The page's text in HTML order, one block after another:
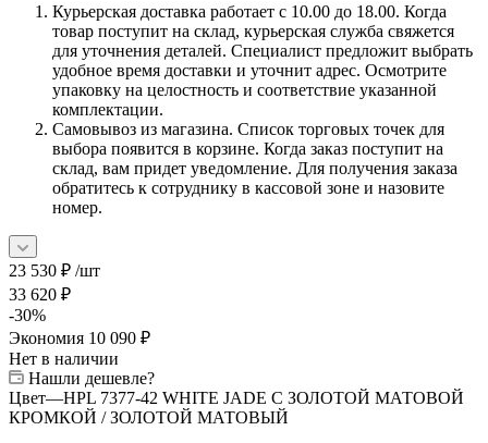
Курьерская доставка работает с 10.00 до 18.00. Когда
товар поступит на склад, курьерская служба свяжется
для уточнения деталей. Специалист предложит выбрать
удобное время доставки и уточнит адрес. Осмотрите
упаковку на целостность и соответствие указанной
комплектации.
Самовывоз из магазина. Список торговых точек для
выбора появится в корзине. Когда заказ поступит на
склад, вам придет уведомление. Для получения заказа
обратитесь к сотруднику в кассовой зоне и назовите
номер.
23 530 ₽ /шт
33 620 ₽
-30%
Экономия 10 090 ₽
Нет в наличии
Нашли дешевле?
Цвет—HPL 7377-42 WHITE JADE С ЗОЛОТОЙ МАТОВОЙ
КРОМКОЙ / ЗОЛОТОЙ МАТОВЫЙ